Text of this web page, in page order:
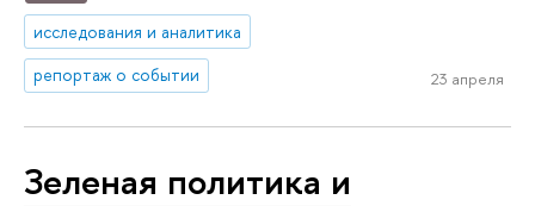
исследования и аналитика
репортаж о событии
23 апреля
Зеленая политика и